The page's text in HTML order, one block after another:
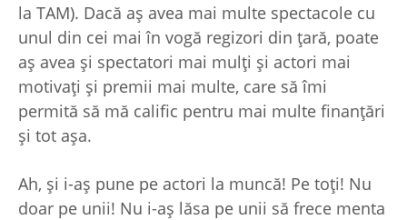
la TAM). Dacă aș avea mai multe spectacole cu
unul din cei mai în vogă regizori din țară, poate
aș avea și spectatori mai mulți și actori mai
motivați și premii mai multe, care să îmi
permită să mă calific pentru mai multe finanțări
și tot așa.
Ah, și i-aș pune pe actori la muncă! Pe toți! Nu
doar pe unii! Nu i-aș lăsa pe unii să frece menta